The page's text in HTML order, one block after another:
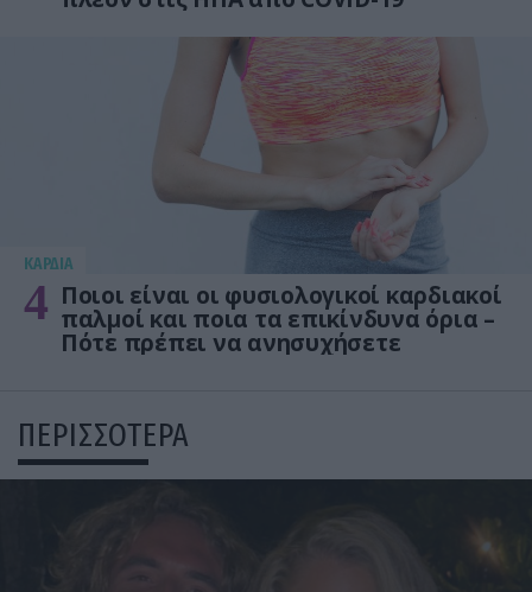
KΑΡΔΙΑ
4 Ποιοι είναι οι φυσιολογικοί καρδιακοί
παλμοί και ποια τα επικίνδυνα όρια –
Πότε πρέπει να ανησυχήσετε
ΠΕΡΙΣΣΟΤΕΡΑ